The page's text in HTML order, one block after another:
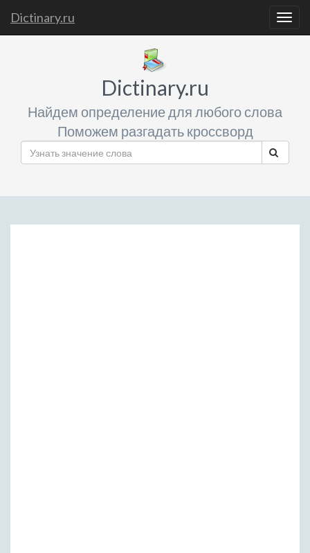
Dictinary.ru
Dictinary.ru
Найдем определение для любого слова
Поможем разгадать кроссворд